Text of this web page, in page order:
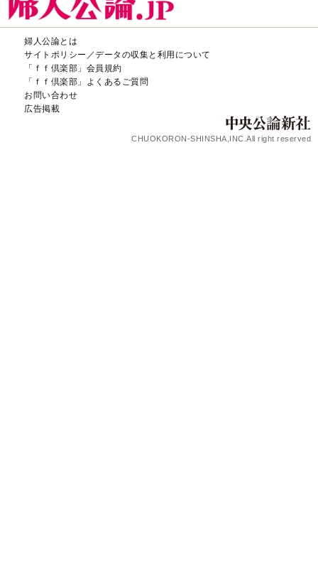
婦人公論とは
サイトポリシー／データの収集と利用について
「ｆｆ倶楽部」会員規約
「ｆｆ倶楽部」よくあるご質問
お問い合わせ
広告掲載
CHUOKORON-SHINSHA,INC.All right reserved